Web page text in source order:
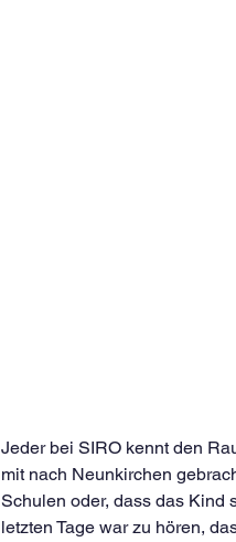
Jeder bei SIRO kennt den
mit nach Neunkirchen
Schulen oder, dass das Kind
letzten Tage war zu hören,